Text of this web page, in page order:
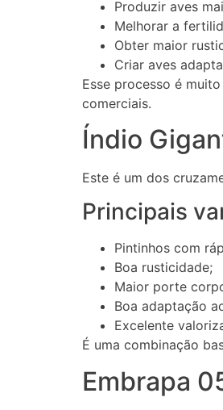
Produzir aves
Melhorar a
Obter maior
Criar aves
Esse processo é
comerciais.
Índio
Este é um dos
Principais
Pintinhos com
Boa rusticidade;
Maior porte
Boa adaptação
Excelente
É uma combinação
Embrapa